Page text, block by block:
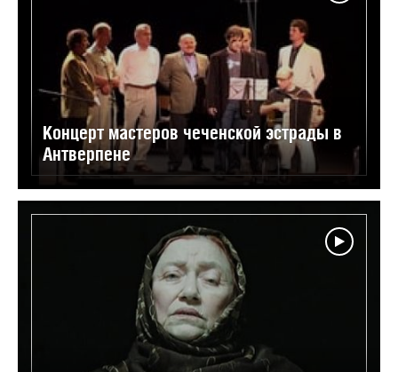
Концерт мастеров чеченской эстрады в
Антверпене